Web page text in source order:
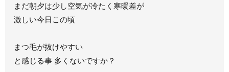
まだ朝夕は少し空気が冷たく寒暖差が
激しい今日この頃
まつ毛が抜けやすい
と感じる事 多くないですか？